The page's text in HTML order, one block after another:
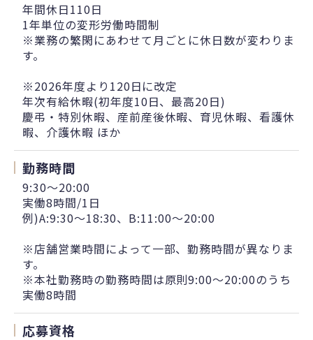
年間休日110日
1年単位の変形労働時間制
※業務の繁閑にあわせて月ごとに休日数が変わりま
す。
※2026年度より120日に改定
年次有給休暇(初年度10日、最高20日)
慶弔・特別休暇、産前産後休暇、育児休暇、看護休
暇、介護休暇 ほか
勤務時間
9:30～20:00
実働8時間/1日
例)A:9:30～18:30、B:11:00～20:00
※店舗営業時間によって一部、勤務時間が異なりま
す。
※本社勤務時の勤務時間は原則9:00～20:00のうち
実働8時間
応募資格